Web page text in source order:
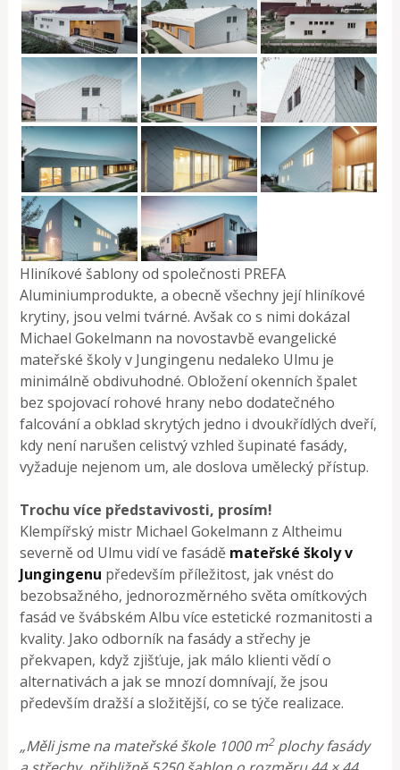
Hliníkové šablony od společnosti PREFA
Aluminiumprodukte, a obecně všechny její hliníkové
krytiny, jsou velmi tvárné. Avšak co s nimi dokázal
Michael Gokelmann na novostavbě evangelické
mateřské školy v Jungingenu nedaleko Ulmu je
minimálně obdivuhodné. Obložení okenních špalet
bez spojovací rohové hrany nebo dodatečného
falcování a obklad skrytých jedno i dvoukřídlých dveří,
kdy není narušen celistvý vzhled šupinaté fasády,
vyžaduje nejenom um, ale doslova umělecký přístup.
Trochu více představivosti, prosím!
Klempířský mistr Michael Gokelmann z Altheimu
severně od Ulmu vidí ve fasádě mateřské školy v
Jungingenu především příležitost, jak vnést do
bezobsažného, jednorozměrného světa omítkových
fasád ve švábském Albu více estetické rozmanitosti a
kvality. Jako odborník na fasády a střechy je
překvapen, když zjišťuje, jak málo klienti vědí o
alternativách a jak se mnozí domnívají, že jsou
především dražší a složitější, co se týče realizace.
„Měli jsme na mateřské škole 1000 m2plochy fasády